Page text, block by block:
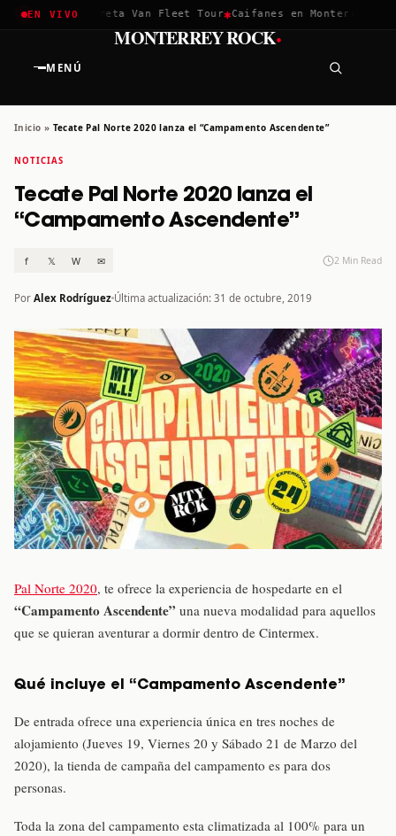
EN VIVO
2026✱Greta Van Fleet Tour✱Caifanes en Monterrey · 12
MENÚ
MONTERREY ROCK·
Inicio » Tecate Pal Norte 2020 lanza el “Campamento Ascendente”
NOTICIAS
Tecate Pal Norte 2020 lanza el
“Campamento Ascendente”
f 𝕏 W ✉ 2 Min Read
Por Alex Rodríguez Última actualización: 31 de octubre, 2019
Pal Norte 2020, te ofrece la experiencia de hospedarte en el
“Campamento Ascendente” una nueva modalidad para aquellos
que se quieran aventurar a dormir dentro de Cintermex.
Qué incluye el “Campamento Ascendente”
De entrada ofrece una experiencia única en tres noches de
alojamiento (Jueves 19, Viernes 20 y Sábado 21 de Marzo del
2020), la tienda de campaña del campamento es para dos
personas.
Toda la zona del campamento esta climatizada al 100% para un